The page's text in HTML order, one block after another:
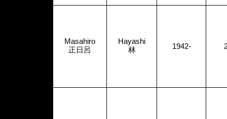
Masahiro
正日呂
Hayashi
林
1942-